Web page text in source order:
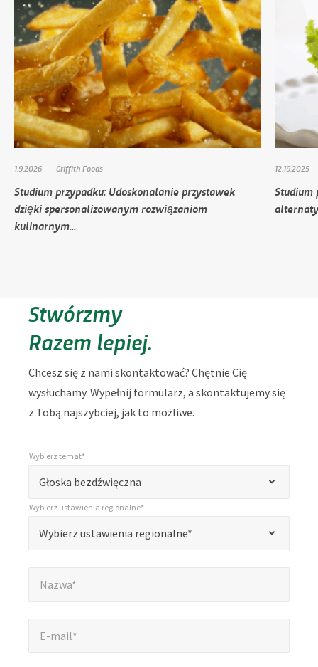
1.9.2026 Griffith Foods
Studium przypadku: Udoskonalanie przystawek
dzięki spersonalizowanym rozwiązaniom
kulinarnym...
12.19.2025
Studium
Stwórzmy
Razem lepiej.
Chcesz się z nami skontaktować? Chętnie Cię
wysłuchamy. Wypełnij formularz, a skontaktujemy się
z Tobą najszybciej, jak to możliwe.
”
oznacza
Głoska bezdźwięczna
Wybierz temat*
Wybierz ustawienia regionalne*
Wybierz ustawienia regionalne*
Nazwa*
E-mail*